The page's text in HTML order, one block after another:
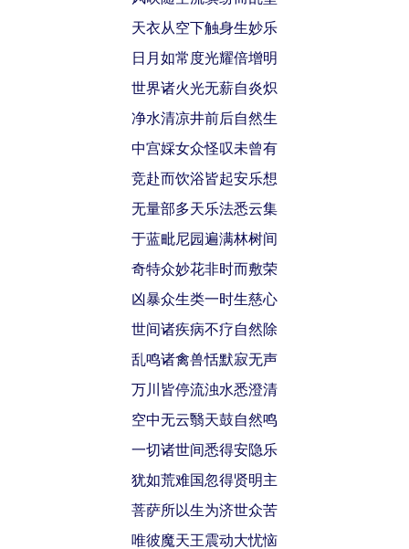
天衣从空下触身生妙乐
日月如常度光耀倍增明
世界诸火光无薪自炎炽
净水清凉井前后自然生
中宫婇女众怪叹未曾有
竞赴而饮浴皆起安乐想
无量部多天乐法悉云集
于蓝毗尼园遍满林树间
奇特众妙花非时而敷荣
凶暴众生类一时生慈心
世间诸疾病不疗自然除
乱鸣诸禽兽恬默寂无声
万川皆停流浊水悉澄清
空中无云翳天鼓自然鸣
一切诸世间悉得安隐乐
犹如荒难国忽得贤明主
菩萨所以生为济世众苦
唯彼魔天王震动大忧恼